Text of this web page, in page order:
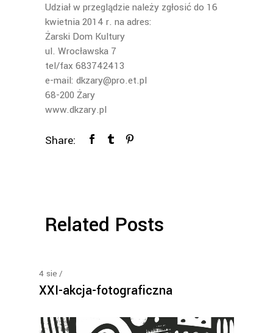
Udział w przeglądzie należy zgłosić do 16
kwietnia 2014 r. na adres:
Żarski Dom Kultury
ul. Wrocławska 7
tel/fax 683742413
e-mail: dkzary@pro.et.pl
68-200 Żary
www.dkzary.pl
Share:
Related Posts
4 sie
XXI-akcja-fotograficzna